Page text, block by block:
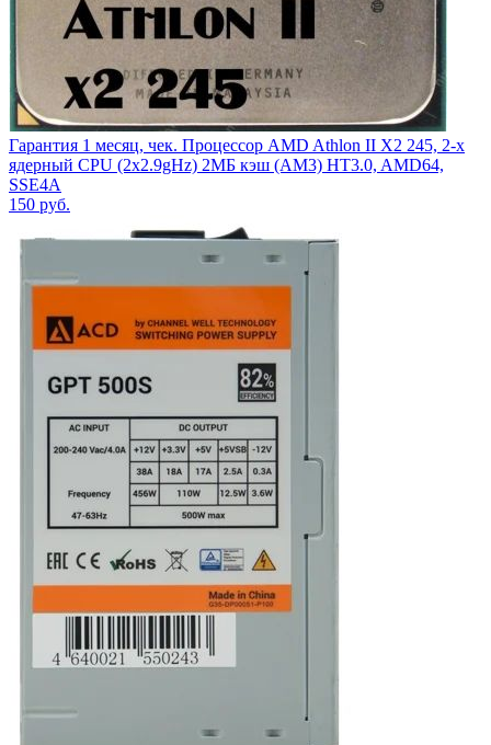
Гарантия 1 месяц, чек. Процессор AMD Athlon II X2 245, 2-х
ядерный CPU (2x2.9gHz) 2МБ кэш (AM3) HT3.0, AMD64,
SSE4A
150 руб.